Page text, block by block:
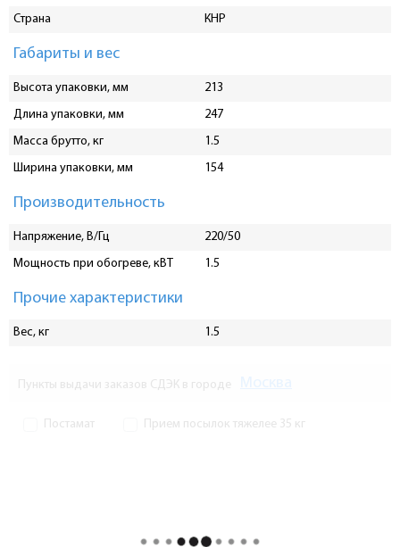
Страна
КНР
Габариты и вес
Высота упаковки, мм
213
Длина упаковки, мм
247
Масса брутто, кг
1.5
Ширина упаковки, мм
154
Производительность
Напряжение, В/Гц
220/50
Мощность при обогреве, кВТ
1.5
Прочие характеристики
Вес, кг 1.5
Пункты выдачи заказов СДЭК в городе
Постамат Прием посылок тяжелее 35 кг